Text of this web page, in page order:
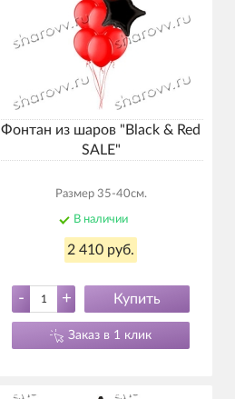
Фонтан из шаров "Black & Red
SALE"
Размер 35-40см.
В наличии
2 410 руб.
- + Купить
Заказ в 1 клик